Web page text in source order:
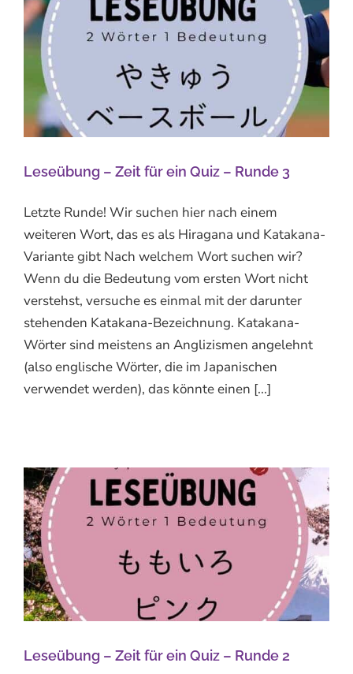
Leseübung – Zeit für ein Quiz – Runde 3
Letzte Runde! Wir suchen hier nach einem
weiteren Wort, das es als Hiragana und Katakana-
Variante gibt Nach welchem Wort suchen wir?
Wenn du die Bedeutung vom ersten Wort nicht
verstehst, versuche es einmal mit der darunter
stehenden Katakana-Bezeichnung. Katakana-
Wörter sind meistens an Anglizismen angelehnt
(also englische Wörter, die im Japanischen
verwendet werden), das könnte einen [...]
Leseübung – Zeit für ein Quiz – Runde 2